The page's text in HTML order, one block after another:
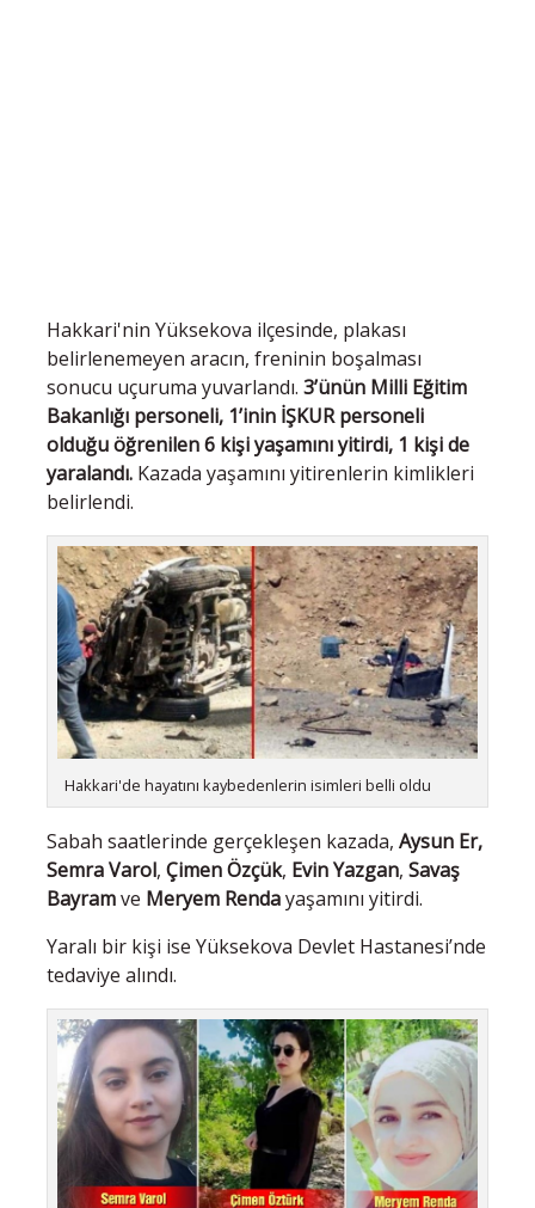
Hakkari'nin Yüksekova ilçesinde, plakası
belirlenemeyen aracın, freninin boşalması
sonucu uçuruma yuvarlandı. 3’ünün Milli Eğitim
Bakanlığı personeli, 1’inin İŞKUR personeli
olduğu öğrenilen 6 kişi yaşamını yitirdi, 1 kişi de
yaralandı. Kazada yaşamını yitirenlerin kimlikleri
belirlendi.
Hakkari'de hayatını kaybedenlerin isimleri belli oldu
Sabah saatlerinde gerçekleşen kazada, Aysun Er,
Semra Varol, Çimen Özçük, Evin Yazgan, Savaş
Bayramve Meryem Rendayaşamını yitirdi.
Yaralı bir kişi ise Yüksekova Devlet Hastanesi’nde
tedaviye alındı.